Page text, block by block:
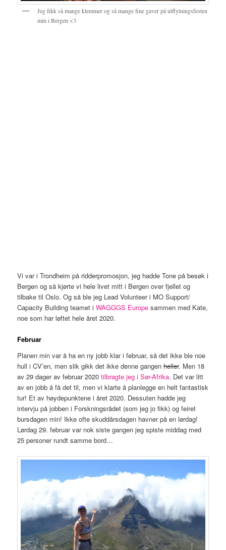
Jeg fikk så mange klemmer og så mange fine gaver på utflytningsfesten
min i Bergen <3
Vi var i Trondheim på ridderpromosjon, jeg hadde Tone på besøk i
Bergen og så kjørte vi hele livet mitt i Bergen over fjellet og
tilbake til Oslo. Og så ble jeg Lead Volunteer i MO Support/
Capacity Building teamet iWAGGGS Europe sammen med Kate,
noe som har løftet hele året 2020.
Februar
Planen min var å ha en ny jobb klar i februar, så det ikke ble noe
hull i CV’en, men slik gikk det ikke denne gangenheller. Men 18
av 29 dager av februar 2020tilbragte jeg i Sør-Afrika. Det var litt
av en jobb å få det til, men vi klarte å planlegge en helt fantastisk
tur! Et av høydepunktene i året 2020. Dessuten hadde jeg
intervju på jobben i Forskningsrådet (som jeg jo fikk) og feiret
bursdagen min! Ikke ofte skuddårsdagen havner på en lørdag!
Lørdag 29. februar var nok siste gangen jeg spiste middag med
25 personer rundt samme bord…